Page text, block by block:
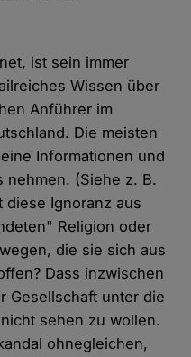
ist sein immer
Wissen über
Anführer im
Die meisten
Informationen und
nehmen. (Siehe z. B.
diese Ignoranz aus
Religion oder
die sie sich aus
Dass inzwischen
Gesellschaft unter die
sehen zu wollen.
ohnegleichen,